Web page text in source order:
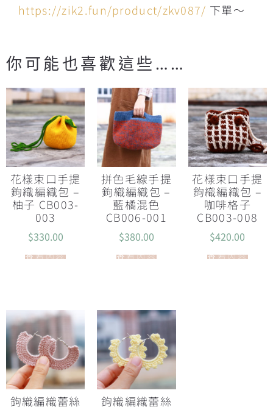
https://zik2.fun/product/zkv087/ 下單～
你可能也喜歡這些……
花樣束口手提
鉤織編織包 –
柚子 CB003-
003
$330.00
查看內容
拼色毛線手提
鉤織編織包 –
藍橘混色
CB006-001
$380.00
查看內容
花樣束口手提
鉤織編織包 –
咖啡格子
CB003-008
$420.00
查看內容
鉤織編織蕾絲
鉤織編織蕾絲